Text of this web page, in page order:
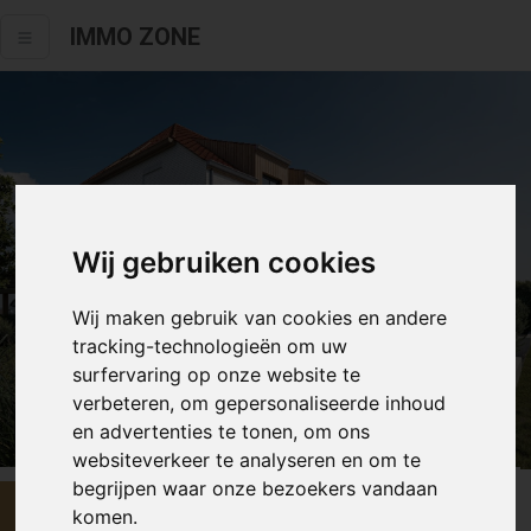
Wij gebruiken cookies
Wij maken gebruik van cookies en andere
tracking-technologieën om uw
surfervaring op onze website te
verbeteren, om gepersonaliseerde inhoud
en advertenties te tonen, om ons
websiteverkeer te analyseren en om te
begrijpen waar onze bezoekers vandaan
komen.
IMMO ZONE
Alle fotos
€ 675 000